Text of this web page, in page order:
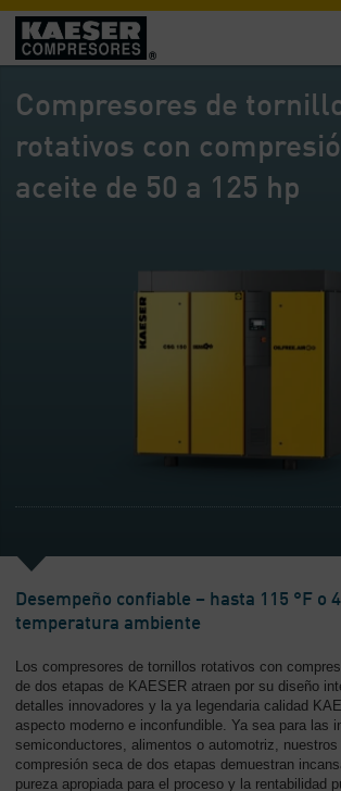
Productos
y
soluciones
Contenido
Servicios
Compresores de
rotativos con
aceite de 50 a 125 hp
Desempeño confiable – hasta 115 °F o
temperatura ambiente
Los compresores de tornillos rotativos con
de dos etapas de KAESER atraen por su diseño
detalles innovadores y la ya legendaria calidad
aspecto moderno e inconfundible. Ya sea para las
semiconductores, alimentos o automotriz,
compresión seca de dos etapas demuestran
pureza apropiada para el proceso y la rentabilidad